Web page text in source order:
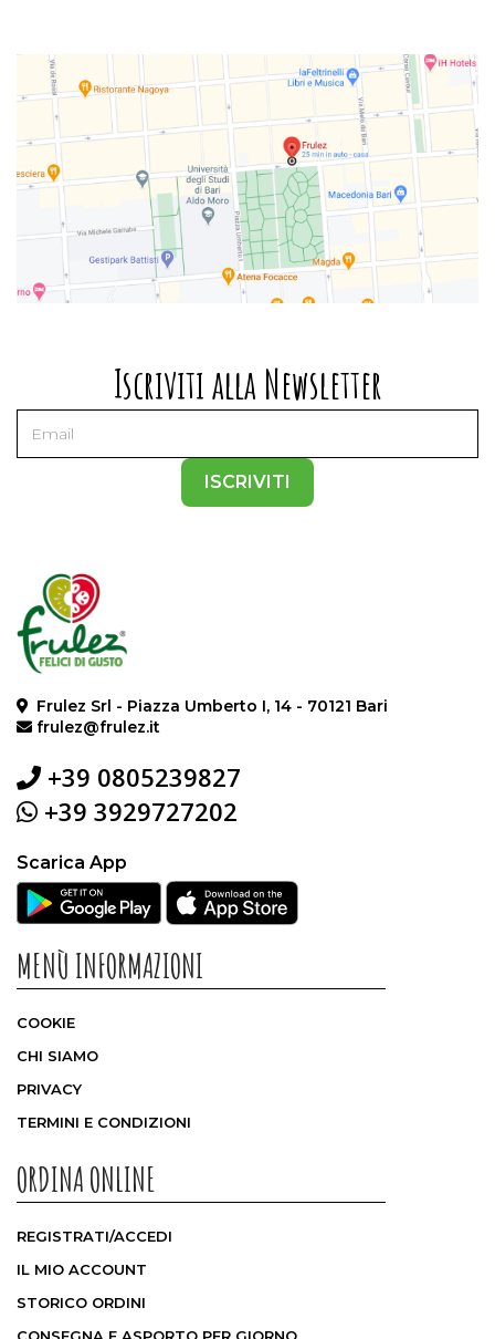
Iscriviti alla Newsletter
ISCRIVITI
Frulez Srl - Piazza Umberto I, 14 - 70121 Bari
frulez@frulez.it
+39 0805239827
+39 3929727202
Scarica App
MENÙ INFORMAZIONI
COOKIE
CHI SIAMO
PRIVACY
TERMINI E CONDIZIONI
ORDINA ONLINE
REGISTRATI/ACCEDI
IL MIO ACCOUNT
STORICO ORDINI